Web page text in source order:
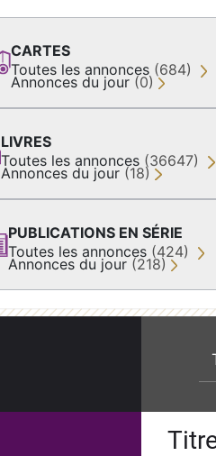
CARTES
Toutes les annonces (684)
Annonces du jour (0)
LIVRES
Toutes les annonces (36647)
Annonces du jour (18)
PUBLICATIONS EN SÉRIE
Toutes les annonces (424)
Annonces du jour (218)